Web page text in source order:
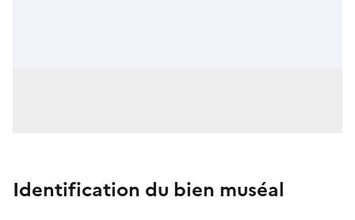
Identification du bien muséal